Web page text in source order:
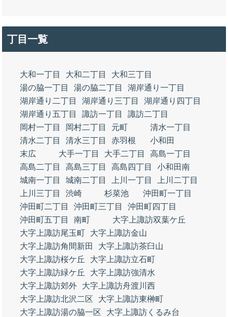
丁目一覧
大和一丁目 大和二丁目
大和三丁目
湯の脇一丁目
湯の脇二丁目
湖岸通り一丁目
湖岸通り二丁目
湖岸通り三丁目
湖岸通り四丁目
湖岸通り五丁目
諏訪一丁目
諏訪二丁目
岡村一丁目
岡村二丁目 元町
清水一丁目
清水二丁目
清水三丁目 赤羽根
小和田
末広
大手一丁目 大手二丁目
高島一丁目
高島二丁目
高島三丁目 高島四丁目
小和田南
城南一丁目
城南二丁目 上川一丁目
上川二丁目
上川三丁目
渋崎 杉菜池
沖田町一丁目
沖田町二丁目
沖田町三丁目
沖田町四丁目
沖田町五丁目
南町
大字上諏訪双葉ケ丘
大字上諏訪尾玉町
大字上諏訪金山
大字上諏訪角間新田
大字上諏訪茶臼山
大字上諏訪桜ケ丘
大字上諏訪立石町
大字上諏訪緑ケ丘
大字上諏訪強清水
大字上諏訪郊外
大字上諏訪舟渡川西
大字上諏訪北沢二区
大字上諏訪東榊町
大字上諏訪湯の脇一区
大字上諏訪くるみ台